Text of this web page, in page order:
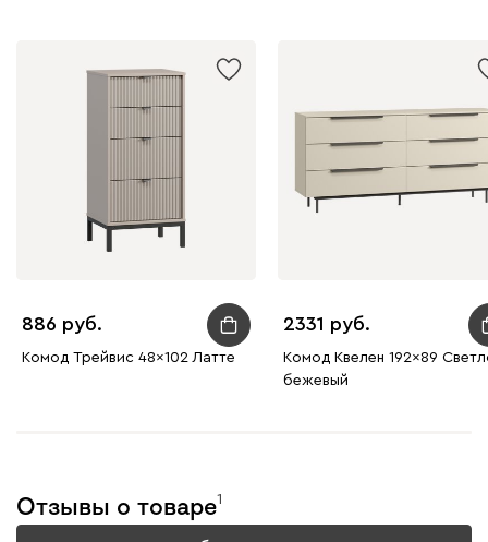
886
Комод Трейвис 48x102 Латте
2331
Комод Квелен 192x89
бежевый
Отзывы о товаре1